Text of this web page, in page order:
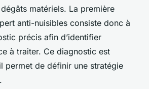
matériels. La première
anti-nuisibles consiste donc à
précis afin d’identifier
à traiter. Ce diagnostic est
permet de définir une stratégie